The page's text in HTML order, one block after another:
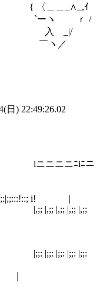
ｲ
ｒ /
_|/
日) 22:49:26.02
ﾆiﾆニ
i! |
|,;; |,;;
|;;: |;;:
|! ￤